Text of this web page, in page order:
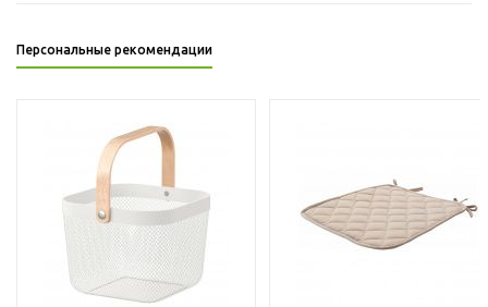
Персональные рекомендации